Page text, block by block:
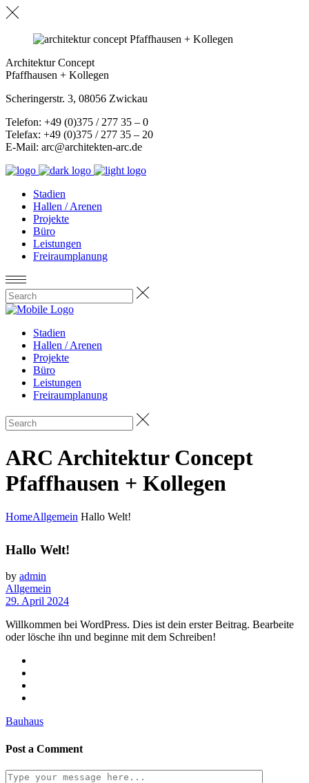
Architektur Concept
Pfaffhausen + Kollegen
Scheringerstr. 3, 08056 Zwickau
Telefon: +49 (0)375 / 277 35 – 0
Telefax: +49 (0)375 / 277 35 – 20
E-Mail: arc@architekten-arc.de
Stadien
Hallen / Arenen
Projekte
Büro
Leistungen
Freiraumplanung
Stadien
Hallen / Arenen
Projekte
Büro
Leistungen
Freiraumplanung
ARC Architektur Concept
Pfaffhausen + Kollegen
HomeAllgemein Hallo Welt!
Hallo Welt!
by admin
Allgemein
29. April 2024
Willkommen bei WordPress. Dies ist dein erster Beitrag. Bearbeite
oder lösche ihn und beginne mit dem Schreiben!
Bauhaus
Post a Comment